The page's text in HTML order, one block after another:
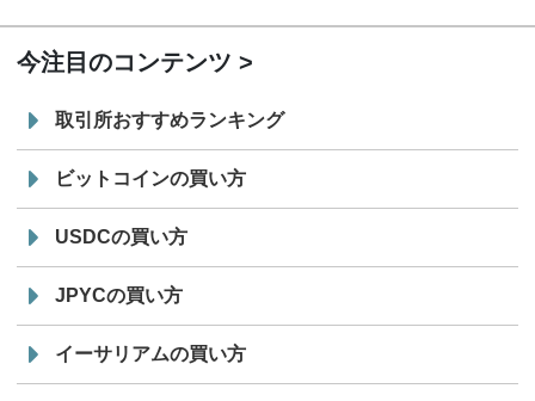
今注目のコンテンツ
取引所おすすめランキング
ビットコインの買い方
USDCの買い方
JPYCの買い方
イーサリアムの買い方